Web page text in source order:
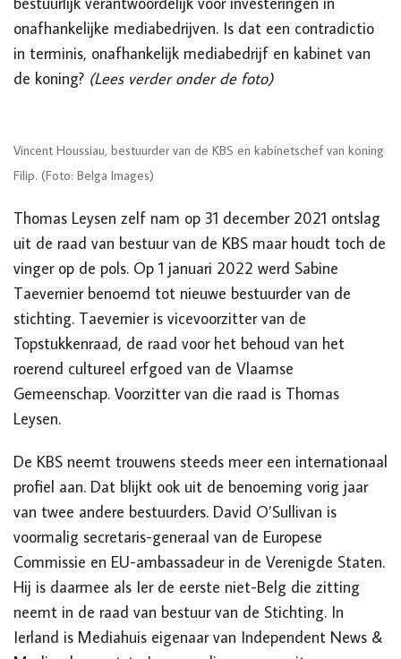
onafhankelijke mediabedrijven. Is dat een contradictio
in terminis, onafhankelijk mediabedrijf en kabinet van
de koning? (Lees verder onder de foto)
Vincent Houssiau, bestuurder van de KBS en kabinetschef van koning
Filip. (Foto: Belga Images)
Thomas Leysen zelf nam op 31 december 2021 ontslag
uit de raad van bestuur van de KBS maar houdt toch de
vinger op de pols. Op 1 januari 2022 werd Sabine
Taevernier benoemd tot nieuwe bestuurder van de
stichting. Taevernier is vicevoorzitter van de
Topstukkenraad, de raad voor het behoud van het
roerend cultureel erfgoed van de Vlaamse
Gemeenschap. Voorzitter van die raad is Thomas
Leysen.
De KBS neemt trouwens steeds meer een internationaal
profiel aan. Dat blijkt ook uit de benoeming vorig jaar
van twee andere bestuurders. David O’Sullivan is
voormalig secretaris-generaal van de Europese
Commissie en EU-ambassadeur in de Verenigde Staten.
Hij is daarmee als Ier de eerste niet-Belg die zitting
neemt in de raad van bestuur van de Stichting. In
Ierland is Mediahuis eigenaar van Independent News &